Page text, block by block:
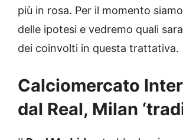
più in rosa. Per il momento
delle ipotesi e vedremo quali
dei coinvolti in questa trattativa.
Calciomercato
dal Real, Milan